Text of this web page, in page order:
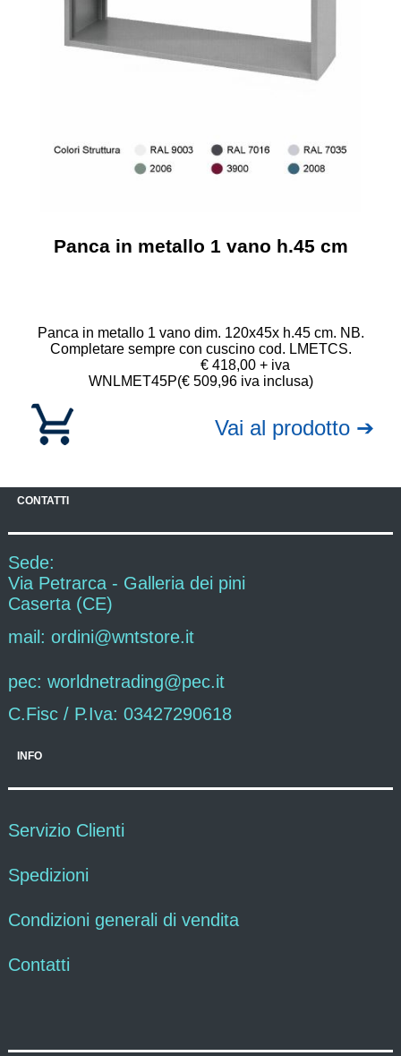
Panca in metallo 1 vano h.45 cm
Panca in metallo 1 vano dim. 120x45x h.45 cm. NB.
Completare sempre con cuscino cod. LMETCS.
WNLMET45P
€ 418,00 + iva
(€ 509,96 iva inclusa)
Vai al prodotto ➔
CONTATTI
Sede:
Via Petrarca - Galleria dei pini
Caserta (CE)
mail: ordini@wntstore.it
pec: worldnetrading@pec.it
C.Fisc / P.Iva: 03427290618
INFO
Servizio Clienti
Spedizioni
Condizioni generali di vendita
Contatti